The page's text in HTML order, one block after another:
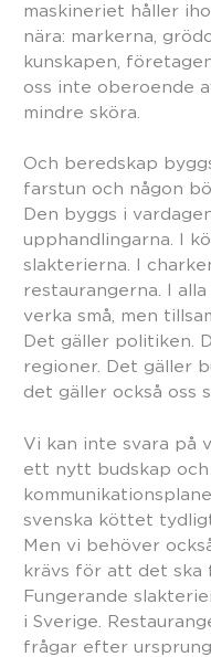
maskineriet håller
nära: markerna,
kunskapen,
oss inte oberoende
mindre sköra.
Och beredskap
farstun och någon
Den byggs i
upphandlingarna. I
slakterierna. I
restaurangerna. I
verka små, men
Det gäller politiken.
regioner. Det gäller
det gäller också oss
Vi kan inte svara på
ett nytt budskap
svenska köttet
Men vi behöver
krävs för att det ska
Fungerande
i Sverige.
frågar efter